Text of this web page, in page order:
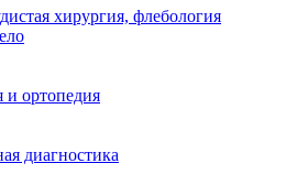
хирургия, флебология
и ортопедия
диагностика